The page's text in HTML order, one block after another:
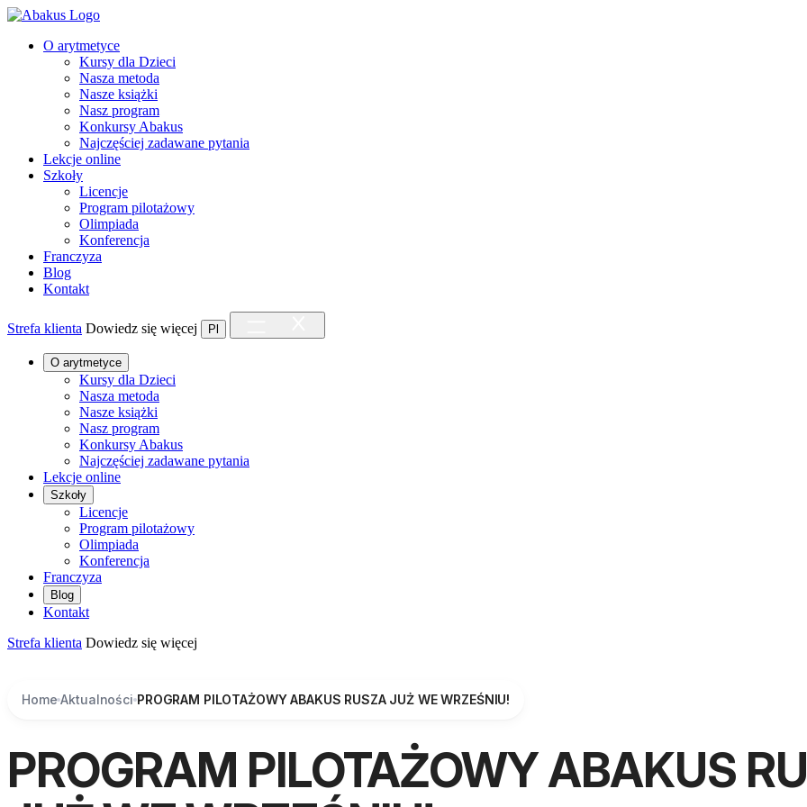
O arytmetyce
Kursy dla Dzieci
Nasza metoda
Nasze książki
Nasz program
Konkursy Abakus
Najczęściej zadawane pytania
Lekcje online
Szkoły
Licencje
Program pilotażowy
Olimpiada
Konferencja
Franczyza
Blog
Kontakt
Strefa klienta Dowiedz się więcej Pl
O arytmetyce
Kursy dla Dzieci
Nasza metoda
Nasze książki
Nasz program
Konkursy Abakus
Najczęściej zadawane pytania
Lekcje online
Szkoły
Licencje
Program pilotażowy
Olimpiada
Konferencja
Franczyza
Blog
Kontakt
Strefa klienta Dowiedz się więcej
Home Aktualności PROGRAM PILOTAŻOWY ABAKUS RUSZA JUŻ WE WRZEŚNIU!
PROGRAM PILOTAŻOWY ABAKUS